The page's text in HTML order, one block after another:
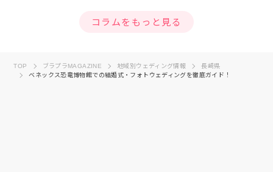
コラムをもっと見る
TOP ブラプラMAGAZINE 地域別ウェディング情報
長崎県
ベネックス恐竜博物館での結婚式・フォトウェディングを徹底ガイド！